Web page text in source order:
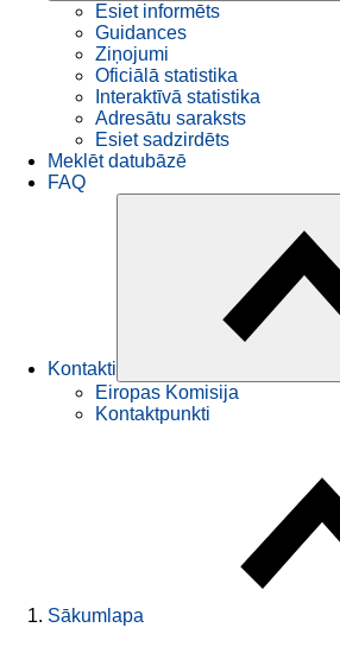
Esiet informēts
Guidances
Ziņojumi
Oficiālā statistika
Interaktīvā statistika
Adresātu saraksts
Esiet sadzirdēts
Meklēt datubāzē
FAQ
Kontakti
Eiropas Komisija
Kontaktpunkti
Sākumlapa